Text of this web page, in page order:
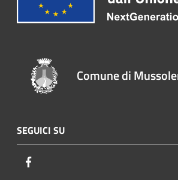
Comune di
SEGUICI SU